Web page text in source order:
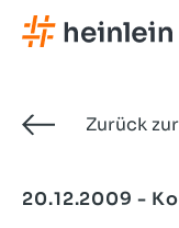
Direkt
zum
Zurück
20.12.2009 -